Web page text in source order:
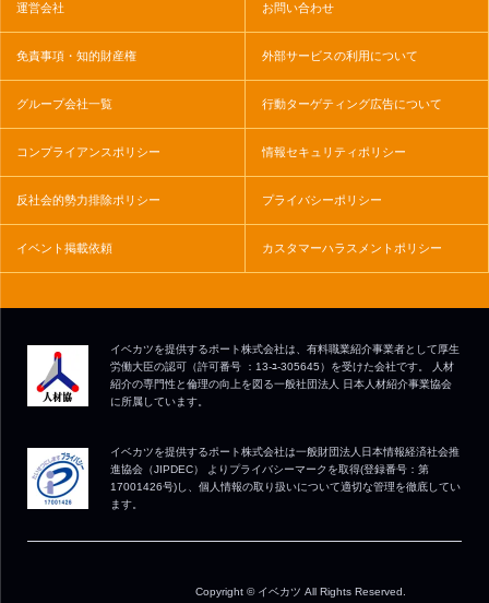
運営会社 お問い合わせ
免責事項・知的財産権 外部サービスの利用について
グループ会社一覧 行動ターゲティング広告について
コンプライアンスポリシー 情報セキュリティポリシー
反社会的勢力排除ポリシー プライバシーポリシー
イベント掲載依頼 カスタマーハラスメントポリシー